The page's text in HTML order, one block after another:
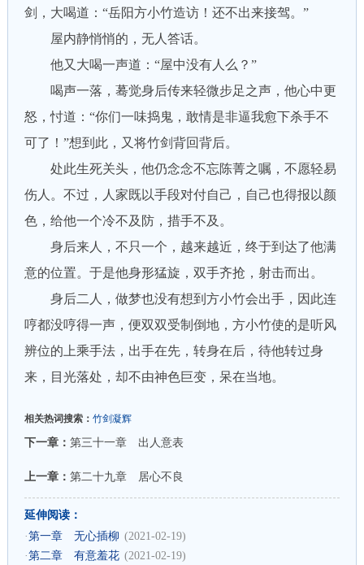
剑，大喝道：“岳阳方小竹造访！还不出来接驾。”
屋内静悄悄的，无人答话。
他又大喝一声道：“屋中没有人么？”
喝声一落，蓦觉身后传来轻微步足之声，他心中更
怒，忖道：“你们一味捣鬼，敢情是非逼我愈下杀手不
可了！”想到此，又将竹剑背回背后。
处此生死关头，他仍念念不忘陈菁之嘱，不愿轻易
伤人。不过，人家既以手段对付自己，自己也得报以颜
色，给他一个冷不及防，措手不及。
身后来人，不只一个，越来越近，终于到达了他满
意的位置。于是他身形猛旋，双手齐抢，射击而出。
身后二人，做梦也没有想到方小竹会出手，因此连
哼都没哼得一声，便双双受制倒地，方小竹使的是听风
辨位的上乘手法，出手在先，转身在后，待他转过身
来，目光落处，却不由神色巨变，呆在当地。
相关热词搜索： 竹剑凝辉
下一章： 第三十一章 出人意表
上一章： 第二十九章 居心不良
延伸阅读：
·第一章 无心插柳 (2021-02-19)
·第二章 有意羞花 (2021-02-19)